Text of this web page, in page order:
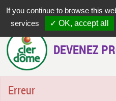
DEVENEZ
Erreur
If you continue to browse this
services
✓ OK, accept all